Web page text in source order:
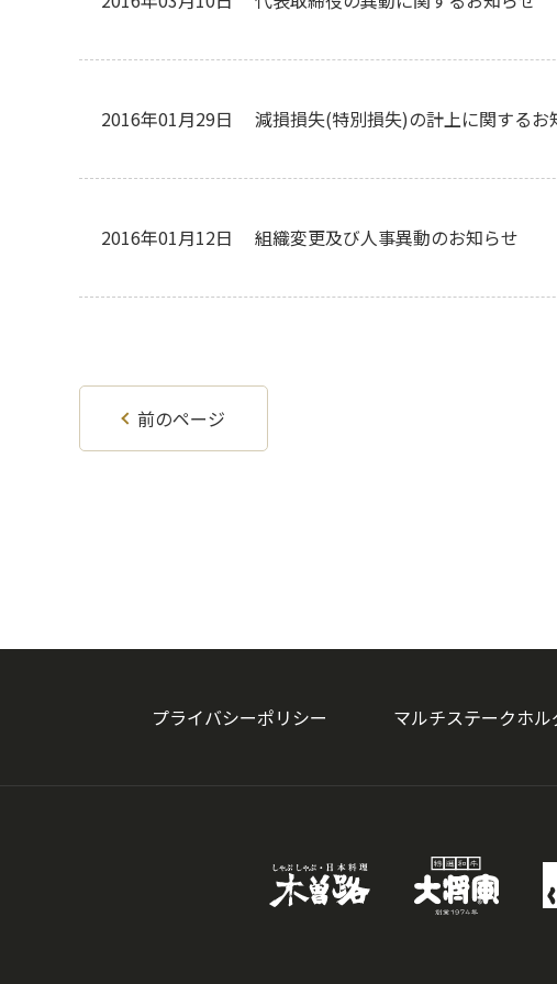
2016年01月29日 減損損失(特別損失)の計上に関するお
2016年01月12日 組織変更及び人事異動のお知らせ
前のページ
プライバシーポリシー マルチステークホ